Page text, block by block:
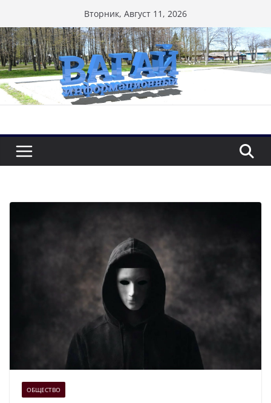
к
содержимому
Вторник, Август 11, 2026
ОБЩЕСТВО